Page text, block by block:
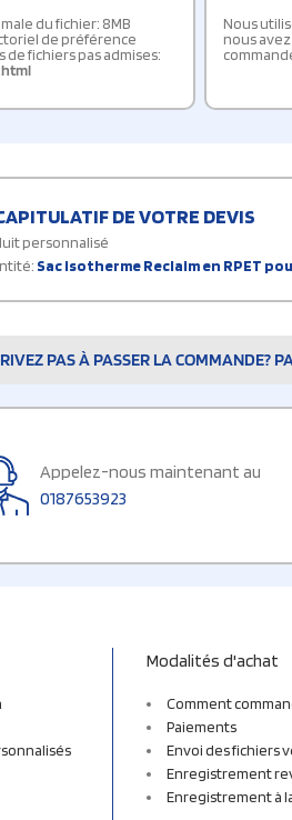
du fichier: 8MB
de préférence
de fichiers pas admises:
Nous
nous
DE VOTRE DEVIS
personnalisé
Sac isotherme Reclaim en RPET
PAS À PASSER LA COMMANDE?
Appelez-nous maintenant au
0187653923
Modalités d'achat
Comment
Paiements
Envoi des fichiers
Enregistrement
Enregistrement à